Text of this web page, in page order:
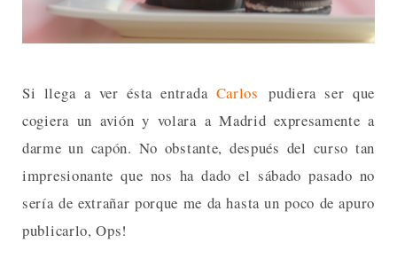
Si llega a ver ésta entrada Carlos pudiera ser que
cogiera un avión y volara a Madrid expresamente a
darme un capón. No obstante, después del curso tan
impresionante que nos ha dado el sábado pasado no
sería de extrañar porque me da hasta un poco de apuro
publicarlo, Ops!